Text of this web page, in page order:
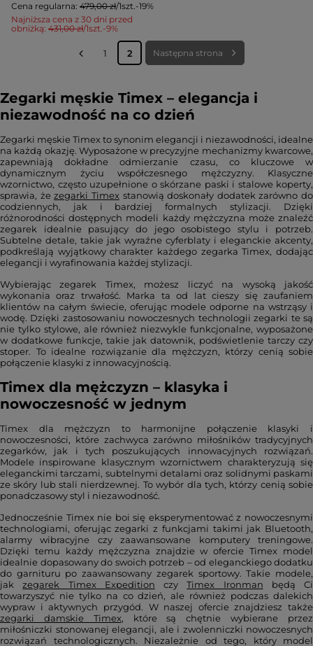
Najniższa cena z 30 dni przed
obniżką: 431,00 zł/1szt.-9%
Cena regularna: 479,00 zł/1szt.-19%
1 2 Następna strona
Zegarki męskie Timex – elegancja i
niezawodność na co dzień
Zegarki męskie Timex to synonim elegancji i niezawodności, idealne
na każdą okazję. Wyposażone w precyzyjne mechanizmy kwarcowe,
zapewniają dokładne odmierzanie czasu, co kluczowe w
dynamicznym życiu współczesnego mężczyzny. Klasyczne
wzornictwo, często uzupełnione o skórzane paski i stalowe koperty,
sprawia, żezegarki Timex stanowią doskonały dodatek zarówno do
codziennych, jak i bardziej formalnych stylizacji. Dzięki
różnorodności dostępnych modeli każdy mężczyzna może znaleźć
zegarek idealnie pasujący do jego osobistego stylu i potrzeb.
Subtelne detale, takie jak wyraźne cyferblaty i eleganckie akcenty,
podkreślają wyjątkowy charakter każdego zegarka Timex, dodając
elegancji i wyrafinowania każdej stylizacji.
Wybierając zegarek Timex, możesz liczyć na wysoką jakość
wykonania oraz trwałość. Marka ta od lat cieszy się zaufaniem
klientów na całym świecie, oferując modele odporne na wstrząsy i
wodę. Dzięki zastosowaniu nowoczesnych technologii zegarki te są
nie tylko stylowe, ale również niezwykle funkcjonalne, wyposażone
w dodatkowe funkcje, takie jak datownik, podświetlenie tarczy czy
stoper. To idealne rozwiązanie dla mężczyzn, którzy cenią sobie
połączenie klasyki z innowacyjnością.
Timex dla mężczyzn – klasyka i
nowoczesność w jednym
Timex dla mężczyzn to harmonijne połączenie klasyki i
nowoczesności, które zachwyca zarówno miłośników tradycyjnych
zegarków, jak i tych poszukujących innowacyjnych rozwiązań.
Modele inspirowane klasycznym wzornictwem charakteryzują się
eleganckimi tarczami, subtelnymi detalami oraz solidnymi paskami
ze skóry lub stali nierdzewnej. To wybór dla tych, którzy cenią sobie
ponadczasowy styl i niezawodność.
Jednocześnie Timex nie boi się eksperymentować z nowoczesnymi
technologiami, oferując zegarki z funkcjami takimi jak Bluetooth,
alarmy wibracyjne czy zaawansowane komputery treningowe.
Dzięki temu każdy mężczyzna znajdzie w ofercie Timex model
idealnie dopasowany do swoich potrzeb – od eleganckiego dodatku
do garnituru po zaawansowany zegarek sportowy. Takie modele,
jakzegarek Timex Expedition czyTimex Ironman będą Ci
towarzyszyć nie tylko na co dzień, ale również podczas dalekich
wypraw i aktywnych przygód. W naszej ofercie znajdziesz także
zegarki damskie Timex, które są chętnie wybierane przez
miłośniczki stonowanej elegancji, ale i zwolenniczki nowoczesnych
rozwiązań technologicznych. Niezależnie od tego, który model